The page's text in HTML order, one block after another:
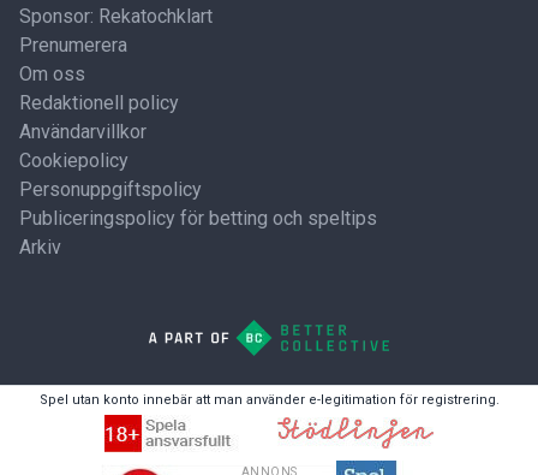
ANNONS
Sponsor: Rekatochklart
Prenumerera
Om oss
Redaktionell policy
Användarvillkor
Cookiepolicy
Personuppgiftspolicy
Publiceringspolicy för betting och speltips
Arkiv
Spel utan konto innebär att man använder e-legitimation för registrering.